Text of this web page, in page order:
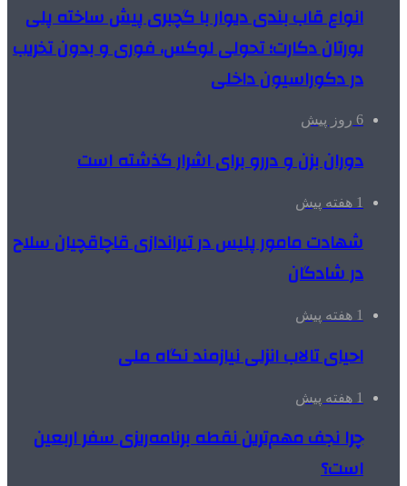
انواع قاب بندی دیوار با گچبری پیش ساخته پلی
یورتان دکارت؛ تحولی لوکس، فوری و بدون تخریب
در دکوراسیون داخلی
6 روز پیش
دوران بزن و دررو برای اشرار گذشته است
1 هفته پیش
شهادت مامور پلیس در تیراندازی قاچاقچیان سلاح
در شادگان
1 هفته پیش
احیای تالاب انزلی نیازمند نگاه ملی
1 هفته پیش
چرا نجف مهم‌ترین نقطه برنامه‌ریزی سفر اربعین
است؟